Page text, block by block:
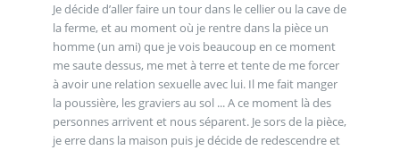
Je décide d’aller faire un tour dans le cellier ou la cave de
la ferme, et au moment où je rentre dans la pièce un
homme (un ami) que je vois beaucoup en ce moment
me saute dessus, me met à terre et tente de me forcer
à avoir une relation sexuelle avec lui. Il me fait manger
la poussière, les graviers au sol ... A ce moment là des
personnes arrivent et nous séparent. Je sors de la pièce,
je erre dans la maison puis je décide de redescendre et